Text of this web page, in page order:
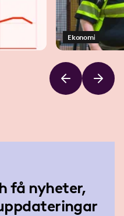
Ekonomi
få nyheter,